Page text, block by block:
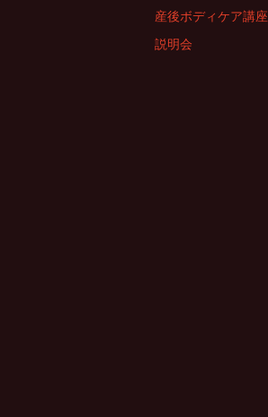
産後ボディケア講座
説明会